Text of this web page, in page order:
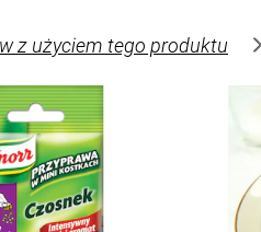
z użyciem tego produktu